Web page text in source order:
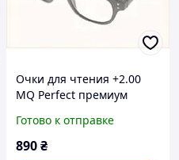
Очки для чтения +2.00
MQ Perfect премиум
Готово к отправке
890₴